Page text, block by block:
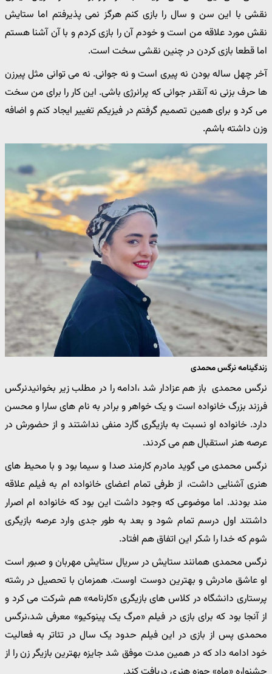
نقشی با این سن و سال را بازی کنم هرگز نمی پذیرفتم اما ستایش
نقش مورد علاقه من است و خودم آن را بازی کردم و با آن آشنا هستم
اما قطعا بازی کردن در چنین نقشی سخت است.
آخر چهل ساله بودن نه پیری است و نه جوانی. نه می توانی مثل پیرزن
ها حرف بزنی نه آنقدر جوانی که پرانرژی باشی. این کار را برای من سخت
می کرد و برای همین تصمیم گرفتم در فیزیکم تغییر ایجاد کنم و اضافه
وزن داشته باشم.
زندگینامه نرگس محمدی
نرگس محمدی باز هم عزادار شد ،ادامه را در مطلب زیر بخوانیدنرگس
فرزند بزرگ خانواده است و یک خواهر و برادر به نام های سارا و محسن
دارد. خانواده او نسبت به بازیگری گارد منفی نداشتند و از حضورش در
عرصه هنر استقبال هم می کردند.
نرگس محمدی می گوید مادرم کارمند صدا و سیما بود و با محیط های
هنری آشنایی داشت، از طرفی تمام اعضای خانواده ام به فیلم علاقه
مند بودند. اما موضوعی که وجود داشت این بود که خانواده ام اصرار
داشتند اول درسم تمام شود و بعد به طور جدی وارد عرصه بازیگری
شوم که خدا را شکر این اتفاق هم افتاد.
نرگس محمدی همانند ستایش در سریال ستایش مهربان و صبور است
او عاشق مادرش و بهترین دوست اوست. همزمان با تحصیل در رشته
پرستاری دانشگاه در کلاس های بازیگری «کارنامه» هم شرکت می کرد و
از آنجا بود که برای بازی در فیلم «مرگ یک پینوکیو» معرفی شد،نرگس
محمدی پس از بازی در این فیلم حدود یک سال در تئاتر به فعالیت
خود ادامه داد که در همین مدت موفق شد جایزه بهترین بازیگر زن را از